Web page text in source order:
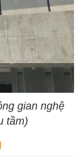
gian nghệ
tầm)